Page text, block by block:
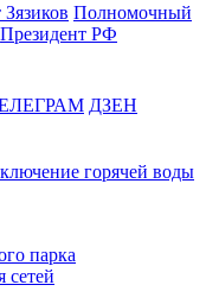
Полномочный
Президент РФ
ДЗЕН
горячей воды
парка
сетей